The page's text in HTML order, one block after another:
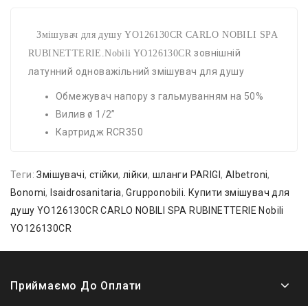
Змішувач для душу YO126130CR CARLO NOBILI SPA
RUBINETTERIE.Nobili YO126130CRзовнішній
латунний одноважільний змішувач для душу
Обмежувач напору з гальмуванням на 50%
Вилив ø 1/2”
Картридж RCR350
Теги:Змішувачі, стійки,лійки, шланги PARIGI, Albetroni,
Bonomi, Isaidrosanitaria,Grupponobili. Купити змішувач для
душу YO126130CR CARLO NOBILI SPA RUBINETTERIE Nobili
YO126130CR
Приймаємо До Оплати